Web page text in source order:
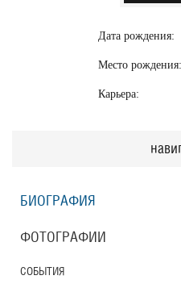
Дата рождения:
Место рождения:
Карьера:
БИОГРАФИЯ
ФОТОГРАФИИ
СОБЫТИЯ